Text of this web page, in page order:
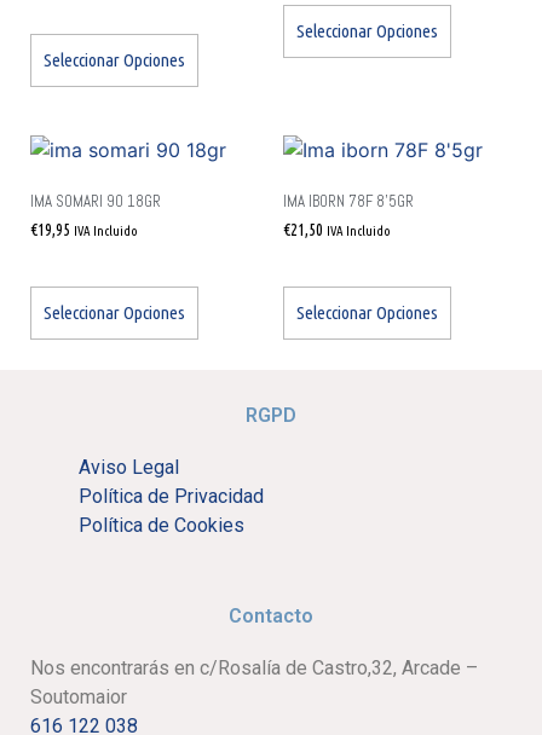
Seleccionar Opciones
Seleccionar Opciones
IMA SOMARI 90 18GR
€19,95 IVA Incluido
Seleccionar Opciones
IMA IBORN 78F 8’5GR
€21,50 IVA Incluido
Seleccionar Opciones
RGPD
Aviso Legal
Política de Privacidad
Política de Cookies
Contacto
Nos encontrarás en c/Rosalía de Castro,32, Arcade –
Soutomaior
616 122 038